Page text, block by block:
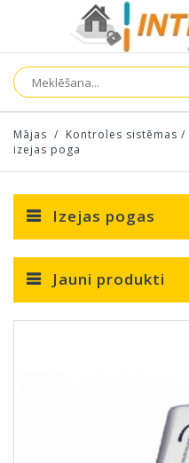
Mājas / Kontroles sistēmas /
izejas poga
Izejas pogas
Jauni produkti